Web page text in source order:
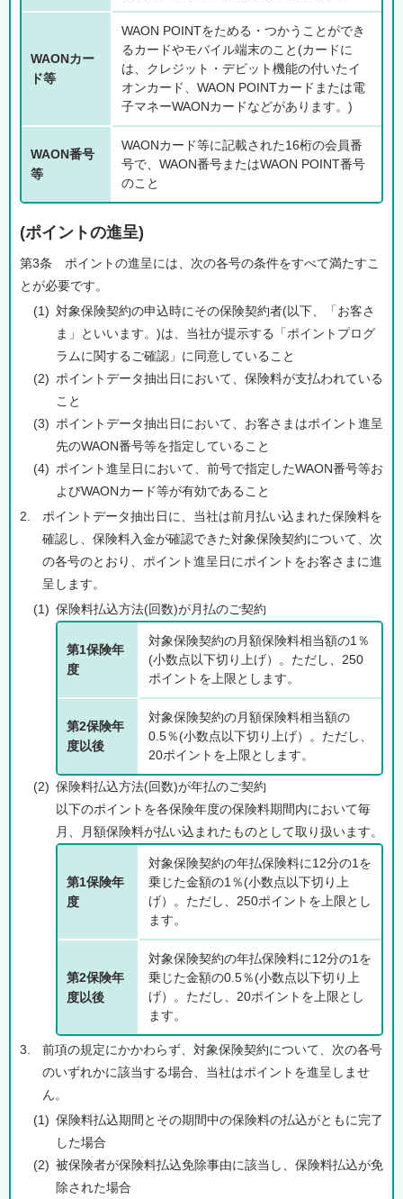
WAONカー
ド等
WAON POINTをためる・つかうことができ
るカードやモバイル端末のこと(カードに
は、クレジット・デビット機能の付いたイ
オンカード、WAON POINTカードまたは電
子マネーWAONカードなどがあります。)
WAON番号
等
WAONカード等に記載された16桁の会員番
号で、WAON番号またはWAON POINT番号
のこと
(ポイントの進呈)
第3条 ポイントの進呈には、次の各号の条件をすべて満たすこ
とが必要です。
(1) 対象保険契約の申込時にその保険契約者(以下、「お客さ
ま」といいます。)は、当社が提示する「ポイントプログ
ラムに関するご確認」に同意していること
(2) ポイントデータ抽出日において、保険料が支払われている
こと
(3) ポイントデータ抽出日において、お客さまはポイント進呈
先のWAON番号等を指定していること
(4) ポイント進呈日において、前号で指定したWAON番号等お
よびWAONカード等が有効であること
2.
ポイントデータ抽出日に、当社は前月払い込まれた保険料を
確認し、保険料入金が確認できた対象保険契約について、次
の各号のとおり、ポイント進呈日にポイントをお客さまに進
呈します。
(1) 保険料払込方法(回数)が月払のご契約
第1保険年
度
対象保険契約の月額保険料相当額の1％
(小数点以下切り上げ）。ただし、250
ポイントを上限とします。
第2保険年
度以後
対象保険契約の月額保険料相当額の
0.5％(小数点以下切り上げ）。ただし、
20ポイントを上限とします。
(2) 保険料払込方法(回数)が年払のご契約
以下のポイントを各保険年度の保険料期間内において毎
月、月額保険料が払い込まれたものとして取り扱います。
第1保険年
度
対象保険契約の年払保険料に12分の1を
乗じた金額の1％(小数点以下切り上
げ）。ただし、250ポイントを上限とし
ます。
第2保険年
度以後
対象保険契約の年払保険料に12分の1を
乗じた金額の0.5％(小数点以下切り上
げ）。ただし、20ポイントを上限とし
ます。
3.
前項の規定にかかわらず、対象保険契約について、次の各号
のいずれかに該当する場合、当社はポイントを進呈しませ
ん。
(1) 保険料払込期間とその期間中の保険料の払込がともに完了
した場合
(2) 被保険者が保険料払込免除事由に該当し、保険料払込が免
除された場合